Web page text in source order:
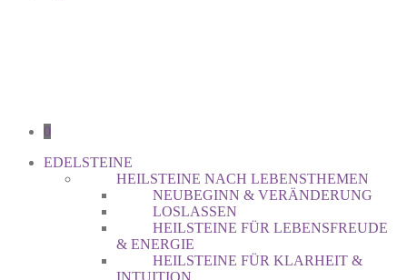
0
EDELSTEINE
HEILSTEINE NACH LEBENSTHEMEN
NEUBEGINN & VERÄNDERUNG
LOSLASSEN
HEILSTEINE FÜR LEBENSFREUDE
& ENERGIE
HEILSTEINE FÜR KLARHEIT &
INTUITION